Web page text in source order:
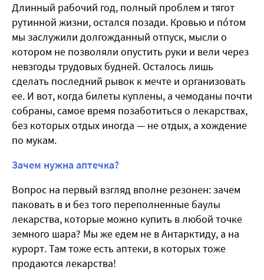
Длинный рабочий год, полный проблем и тягот
рутинной жизни, остался позади. Кровью и пóтом
мы заслужили долгожданный отпуск, мысли о
котором не позволяли опустить руки и вели через
невзгоды трудовых будней. Осталось лишь
сделать последний рывок к мечте и организовать
ее. И вот, когда билеты куплены, а чемоданы почти
собраны, самое время позаботиться о лекарствах,
без которых отдых иногда — не отдых, а хождение
по мукам.
Зачем нужна аптечка?
Вопрос на первый взгляд вполне резонен: зачем
паковать в и без того переполненные баулы
лекарства, которые можно купить в любой точке
земного шара? Мы же едем не в Антарктиду, а на
курорт. Там тоже есть аптеки, в которых тоже
продаются лекарства!